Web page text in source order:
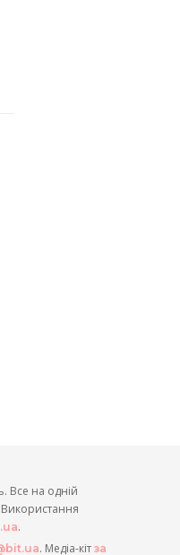
Все на одній
Використання
.
. Медіа-кіт за